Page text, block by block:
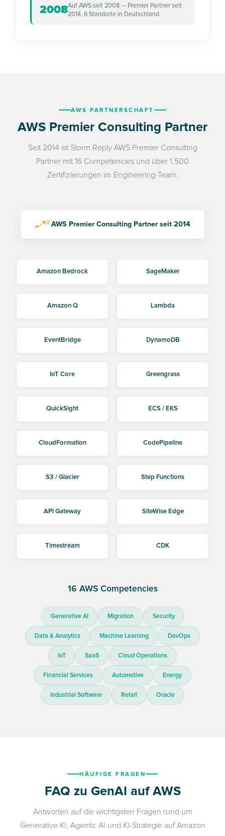
2008Auf AWS seit 2008 — Premier Partner seit
2014, 6 Standorte in Deutschland
AWS PARTNERSCHAFT
AWS Premier Consulting Partner
Seit 2014 ist Storm Reply AWS Premier Consulting
Partner mit 16 Competencies und über 1.500
Zertifizierungen im Engineering-Team.
AWS Premier Consulting Partner seit 2014
Amazon Bedrock SageMaker
Amazon Q Lambda
EventBridge DynamoDB
IoT Core Greengrass
QuickSight ECS / EKS
CloudFormation CodePipeline
S3 / Glacier Step Functions
API Gateway SiteWise Edge
Timestream CDK
16 AWS Competencies
Generative AI Migration Security
Data & Analytics Machine Learning DevOps
IoT SaaS Cloud Operations
Financial Services Automotive Energy
Industrial Software Retail Oracle
HÄUFIGE FRAGEN
FAQ zu GenAI auf AWS
Antworten auf die wichtigsten Fragen rund um
Generative KI, Agentic AI und KI-Strategie auf Amazon